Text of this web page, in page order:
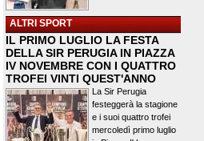
ALTRI SPORT
IL PRIMO LUGLIO LA FESTA
DELLA SIR PERUGIA IN PIAZZA
IV NOVEMBRE CON I QUATTRO
TROFEI VINTI QUEST'ANNO
La Sir Perugia
festeggerà la stagione
e i suoi quattro trofei
mercoledì primo luglio